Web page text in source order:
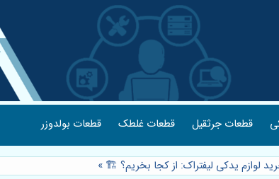
قطعات جرثقیل قطعات غلطک قطعات بولدوزر
لوازم یدکی لیفتراک: از کجا بخریم؟ 🏗️ »